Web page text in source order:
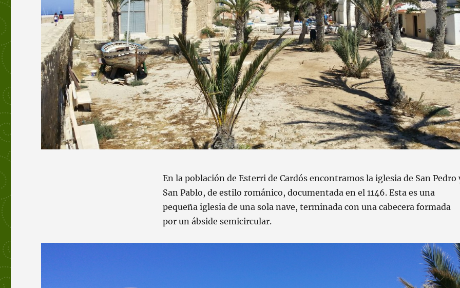
En la población de Esterri de Cardós encontramos la iglesia de San Pedro
San Pablo, de estilo románico, documentada en el 1146. Esta es una
pequeña iglesia de una sola nave, terminada con una cabecera formada
por un ábside semicircular.